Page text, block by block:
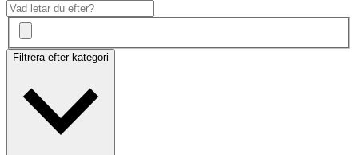
Filtrera efter kategori